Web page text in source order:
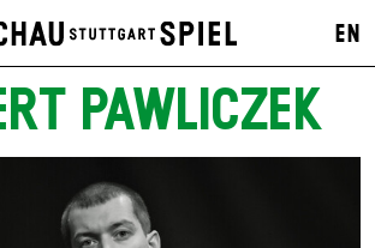
EN
PAWLICZEK